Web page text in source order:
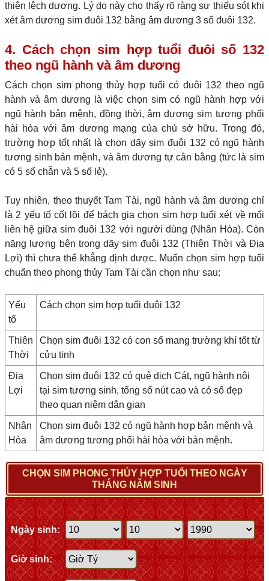
thiên lệch dương. Lý do này cho thấy rõ ràng sự thiếu sót khi
xét âm dương sim đuôi 132 bằng âm dương 3 số đuôi 132.
4. Cách chọn sim hợp tuổi đuôi số 132
theo ngũ hành và âm dương
Cách chọn sim phong thủy hợp tuổi có đuôi 132 theo ngũ
hành và âm dương là việc chọn sim có ngũ hành hợp với
ngũ hành bản mệnh, đồng thời, âm dương sim tương phối
hài hòa với âm dương mạng của chủ sở hữu. Trong đó,
trường hợp tốt nhất là chọn dãy sim đuôi 132 có ngũ hành
tương sinh bản mệnh, và âm dương tự cân bằng (tức là sim
có 5 số chẵn và 5 số lẻ).
Tuy nhiên, theo thuyết Tam Tài, ngũ hành và âm dương chỉ
là 2 yếu tố cốt lõi để bách gia chọn sim hợp tuổi xét về mối
liên hệ giữa sim đuôi 132 với người dùng (Nhân Hòa). Còn
năng lượng bên trong dãy sim đuôi 132 (Thiên Thời và Địa
Lợi) thì chưa thể khẳng định được. Muốn chọn sim hợp tuổi
chuẩn theo phong thủy Tam Tài cần chọn như sau:
Yếu
tố
Cách chọn sim hợp tuổi đuôi 132
Thiên
Thời
Chọn sim đuôi 132 có con số mang trường khí tốt từ
cửu tinh
Địa
Lợi
Chọn sim đuôi 132 có quẻ dịch Cát, ngũ hành nội
tại sim tương sinh, tổng số nút cao và có số đẹp
theo quan niệm dân gian
Nhân
Hòa
Chọn sim đuôi 132 có ngũ hành hợp bản mệnh và
âm dương tương phối hài hòa với bản mệnh.
CHỌN SIM PHONG THỦY HỢP TUỔI THEO NGÀY
THÁNG NĂM SINH
Ngày sinh:
Giờ sinh: